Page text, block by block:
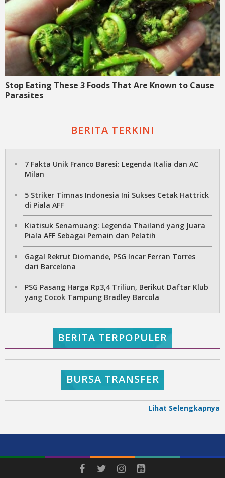
Stop Eating These 3 Foods That Are Known to Cause
Parasites
BERITA TERKINI
7 Fakta Unik Franco Baresi: Legenda Italia dan AC
Milan
5 Striker Timnas Indonesia Ini Sukses Cetak Hattrick
di Piala AFF
Kiatisuk Senamuang: Legenda Thailand yang Juara
Piala AFF Sebagai Pemain dan Pelatih
Gagal Rekrut Diomande, PSG Incar Ferran Torres
dari Barcelona
PSG Pasang Harga Rp3,4 Triliun, Berikut Daftar Klub
yang Cocok Tampung Bradley Barcola
BERITA TERPOPULER
BURSA TRANSFER
Lihat Selengkapnya